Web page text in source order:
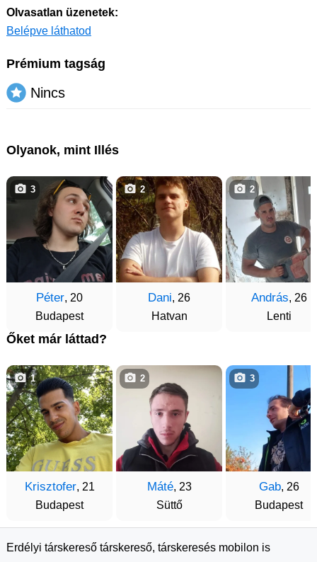
Olvasatlan üzenetek:
Belépve láthatod
Prémium tagság
Nincs
Olyanok, mint Illés
Péter, 20
Budapest
3
Dani, 26
Hatvan
2
András, 26
Lenti
2
Őket már láttad?
Krisztofer, 21
Budapest
1
Máté, 23
Süttő
2
Gab, 26
Budapest
3
Erdélyi társkereső társkereső, társkeresés mobilon is